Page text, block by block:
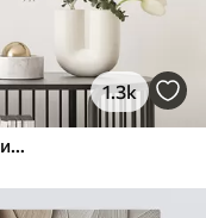
1.3k
Пишна сільська місцевість із яскравим лугом диких квітів, наповненим різнокольоровими квітами під хмарним небом